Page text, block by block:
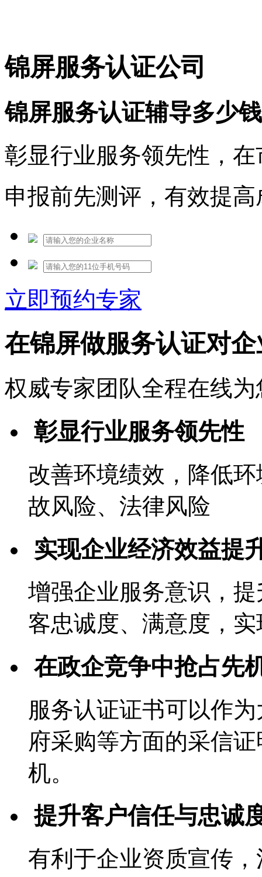
锦屏服务认证公司
锦屏服务认证辅导多少钱
彰显行业服务领先性，
申报前先测评，有效提
立即预约专家
在锦屏做服务认证对
权威专家团队全程在线
彰显行业服务领先性
改善环境绩效，降低环
故风险、法律风险
实现企业经济效益提
增强企业服务意识，
客忠诚度、满意度，
在政企竞争中抢占先
服务认证证书可以作
府采购等方面的采信
机。
提升客户信任与忠诚
有利于企业资质宣传